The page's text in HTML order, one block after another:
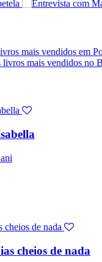
cheios de nada